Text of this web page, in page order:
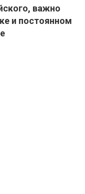
важно
и постоянном